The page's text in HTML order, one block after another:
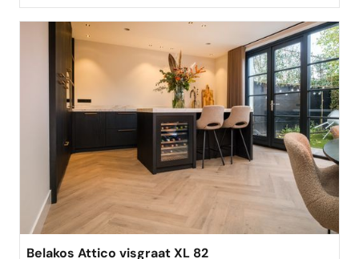
Belakos Attico visgraat XL 82